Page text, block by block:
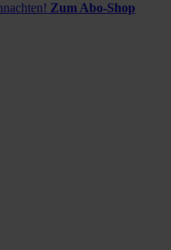
Zum Abo-Shop